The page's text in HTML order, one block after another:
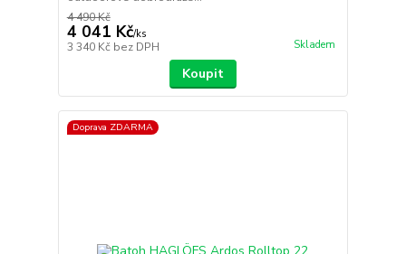
4 490 Kč
4 041 Kč/ks
3 340 Kč bez DPH Skladem
Koupit
Doprava ZDARMA